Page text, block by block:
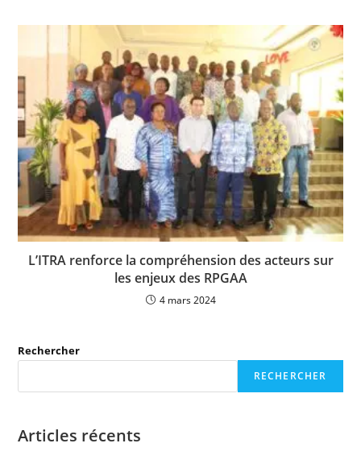
L’ITRA renforce la compréhension des acteurs sur
les enjeux des RPGAA
4 mars 2024
Rechercher
RECHERCHER
Articles récents